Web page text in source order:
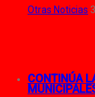
Otras Noticias
CONTINÚA